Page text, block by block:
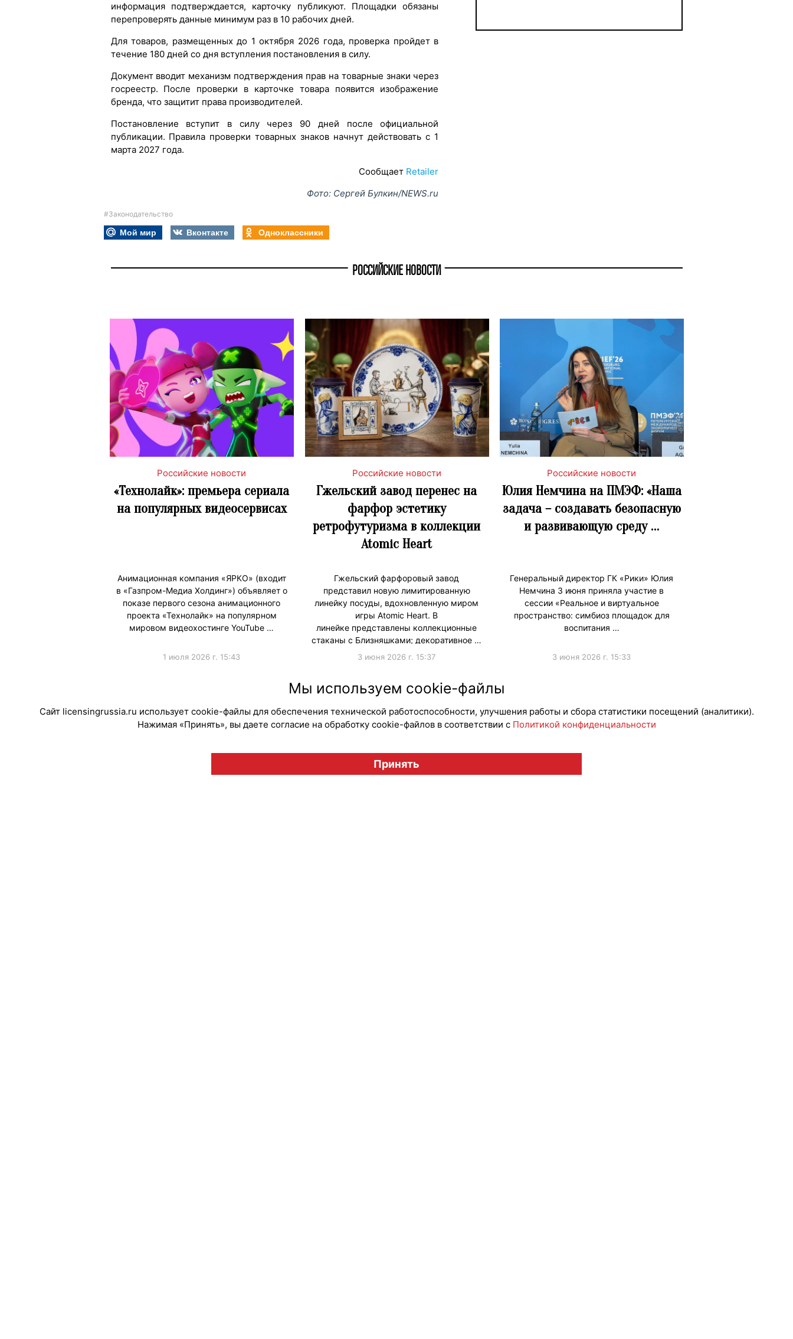
информация подтверждается, карточку публикуют. Площадки обязаны
перепроверять данные минимум раз в 10 рабочих дней.
Для товаров, размещенных до 1 октября 2026 года, проверка пройдет в
течение 180 дней со дня вступления постановления в силу.
Документ вводит механизм подтверждения прав на товарные знаки через
госреестр. После проверки в карточке товара появится изображение
бренда, что защитит права производителей.
Постановление вступит в силу через 90 дней после официальной
публикации. Правила проверки товарных знаков начнут действовать с 1
марта 2027 года.
Сообщает Retailer
Фото: Сергей Булкин/NEWS.ru
#Законодательство
Мой мир Вконтакте Одноклассники
РОССИЙСКИЕ НОВОСТИ
Российские новости
«Технолайк»: премьера сериала
на популярных видеосервисах
Анимационная компания «ЯРКО» (входит
в «Газпром-Медиа Холдинг») объявляет о
показе первого сезона анимационного
проекта «Технолайк» на популярном
мировом видеохостинге YouTube …
1 июля 2026 г. 15:43
Российские новости
Гжельский завод перенес на
фарфор эстетику
ретрофутуризма в коллекции
Atomic Heart
Гжельский фарфоровый завод
представил новую лимитированную
линейку посуды, вдохновленную миром
игры Atomic Heart. В
линейке представлены коллекционные
стаканы с Близняшками; декоративное …
3 июня 2026 г. 15:37
Российские новости
Юлия Немчина на ПМЭФ: «Наша
задача – создавать безопасную
и развивающую среду …
Генеральный директор ГК «Рики» Юлия
Немчина 3 июня приняла участие в
сессии «Реальное и виртуальное
пространство: симбиоз площадок для
воспитания …
3 июня 2026 г. 15:33
© "Вестник лицензионного рынка", licensingrussia.ru, 2009-2026 12+
Мы используем cookie-файлы
Сайт licensingrussia.ru использует cookie-файлы для обеспечения технической работоспособности, улучшения работы и сбора статистики посещений (аналитики).
Нажимая «Принять», вы даете согласие на обработку cookie-файлов в соответствии с Политикой конфиденциальности
Принять